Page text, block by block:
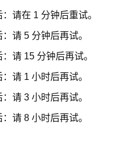
请在 1 分钟后重试。
请 5 分钟后再试。
请 15 分钟后再试。
请 1 小时后再试。
请 3 小时后再试。
请 8 小时后再试。